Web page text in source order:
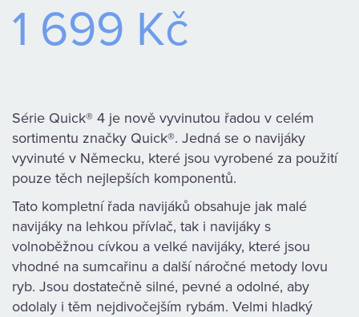
PODMÍNKY
KAMENNÁ
PRODEJNA
1 699 Kč
Série Quick® 4 je nově vyvinutou řadou v celém
sortimentu značky Quick®. Jedná se o navijáky
vyvinuté v Německu, které jsou vyrobené za použití
pouze těch nejlepších komponentů.
Tato kompletní řada navijáků obsahuje jak malé
navijáky na lehkou přívlač, tak i navijáky s
volnoběžnou cívkou a velké navijáky, které jsou
vhodné na sumcařinu a další náročné metody lovu
ryb. Jsou dostatečně silné, pevné a odolné, aby
odolaly i těm nejdivočejším rybám. Velmi hladký